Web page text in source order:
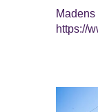
https://